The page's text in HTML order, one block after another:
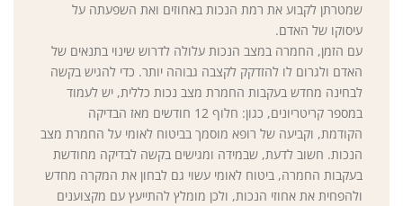
שמטרתן לקבוע את רמת הנכות באחוזים ואת השפעתה על
עיסוקו של האדם.
עם הזמן, החמרה במצב הנכות עלולה לדרוש שינוי בתנאים של
האדם ולגרום לו להזדקק לקצבה גבוהה יותר. כדי להגיש בקשה
לבחינה מחדש בעקבות החמרת מצב נכות כללית, יש לעמוד
במספר קריטריונים, כגון: חלוף 12 חודשים מאז הבדיקה
הקודמת, וקביעה של רופא מוסמך בביטוח לאומי על החמרת מצב
הנכות. חשוב לדעת, שבמידה ומגישים בקשה לבדיקה מחודשת
בעקבות החמרה, ביטוח לאומי עשוי גם לבחון את המקרה מחדש
ולהפחית את אחוזי הנכות, ולכן מומלץ להתייעץ עם מקצוענים